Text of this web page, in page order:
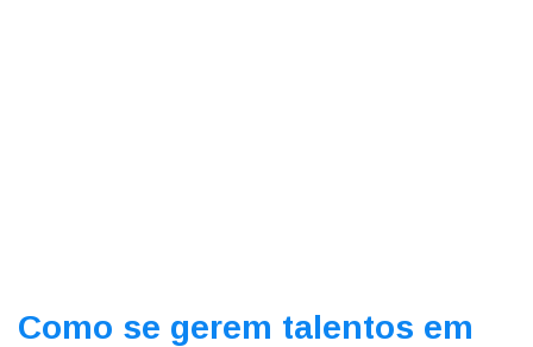
Como se gerem talentos em